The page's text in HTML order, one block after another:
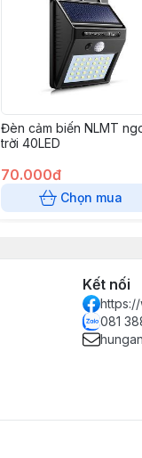
Đèn cảm biến NLMT
trời 40LED
70.000đ
Chọn mua
Kết nối
081